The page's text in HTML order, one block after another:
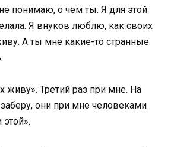
понимаю, о чём ты. Я для этой
Я внуков люблю, как своих
А ты мне какие-то странные
живу». Третий раз при мне. На
они при мне человеками
этой».